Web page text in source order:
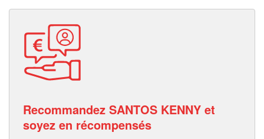
Recommandez SANTOS KENNY et
soyez en récompensés